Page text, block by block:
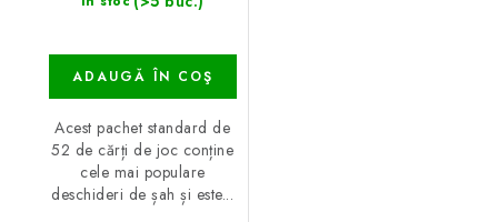
ADAUGĂ ÎN COŞ
Acest pachet standard de
52 de cărți de joc conține
cele mai populare
deschideri de șah și este...